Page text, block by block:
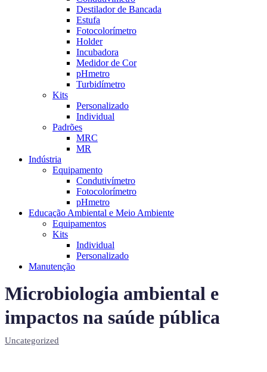
Destilador de Bancada
Estufa
Fotocolorímetro
Holder
Incubadora
Medidor de Cor
pHmetro
Turbidímetro
Kits
Personalizado
Individual
Padrões
MRC
MR
Indústria
Equipamento
Condutivímetro
Fotocolorímetro
pHmetro
Educação Ambiental e Meio Ambiente
Equipamentos
Kits
Individual
Personalizado
Manutenção
Microbiologia ambiental e
impactos na saúde pública
Uncategorized